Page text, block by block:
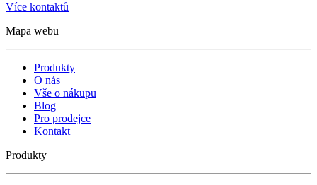
Více kontaktů
Mapa webu
Produkty
O nás
Vše o nákupu
Blog
Pro prodejce
Kontakt
Produkty